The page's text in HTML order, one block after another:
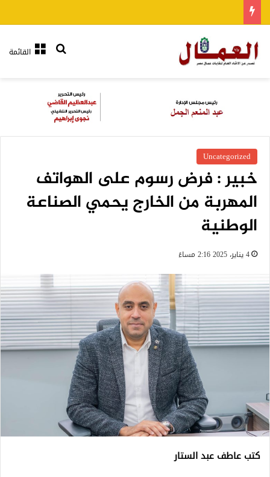
القائمةبحث عن
Uncategorized
خبير : فرض رسوم على الهواتف
المهربة من الخارج يحمي الصناعة
الوطنية
4 يناير، 2025 2:16 مساءً
كتب عاطف عبد الستار